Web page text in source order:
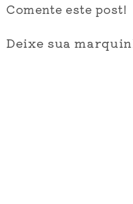
Comente este post!
Deixe sua